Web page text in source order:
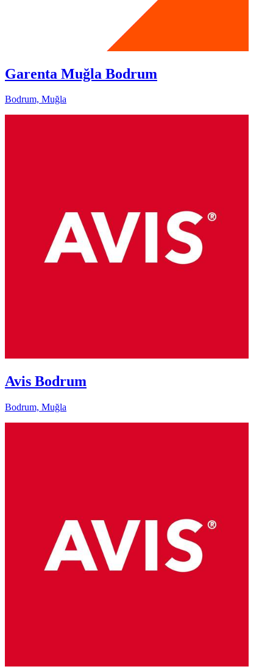
Garenta Muğla Bodrum
Bodrum, Muğla
Avis Bodrum
Bodrum, Muğla